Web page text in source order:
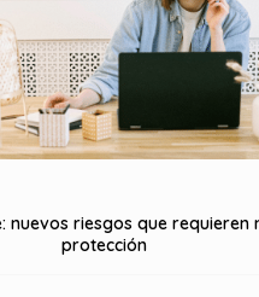
nuevos riesgos que requieren
protección